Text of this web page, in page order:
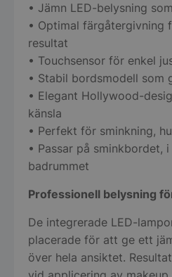
• Jämn LED-belysning
• Optimal färgåtergivning
resultat
• Touchsensor för enkel
• Stabil bordsmodell som
• Elegant Hollywood-
känsla
• Perfekt för sminkning,
• Passar på sminkbordet,
badrummet
Professionell belysning
De integrerade LED-
placerade för att ge ett
över hela ansiktet.